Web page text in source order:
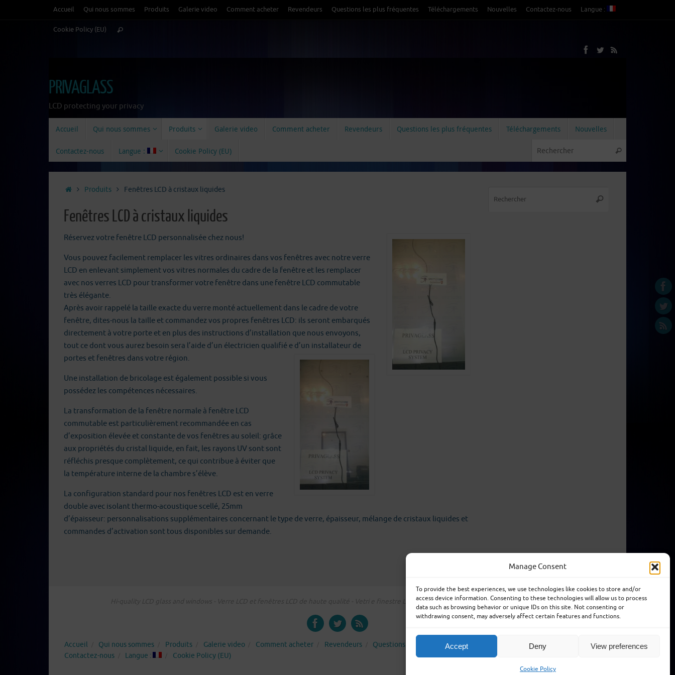
Manage Consent
To provide the best experiences, we use technologies like cookies to store and/or
access device information. Consenting to these technologies will allow us to process
data such as browsing behavior or unique IDs on this site. Not consenting or
withdrawing consent, may adversely affect certain features and functions.
Accept Deny View preferences
Cookie Policy
Accueil Qui nous sommes Produits Galerie video Comment acheter Revendeurs Questions les plus fréquentes Téléchargements Nouvelles Contactez-nous Langue :
Cookie Policy (EU) Rechercher
PRIVAGLASS
LCD protecting your privacy
Accueil Qui nous sommes Produits Galerie video Comment acheter Revendeurs Questions les plus fréquentes Téléchargements Nouvelles
Contactez-nous Langue : Cookie Policy (EU) Rechercher
Accueil
Produits Fenêtres LCD à cristaux liquides
Fenêtres LCD à cristaux liquides
Réservez votre fenêtre LCD personnalisée chez nous!
Vous pouvez facilement remplacer les vitres ordinaires dans vos fenêtres avec notre verre
LCD en enlevant simplement vos vitres normales du cadre de la fenêtre et les remplacer
avec nos verres LCD pour transformer votre fenêtre dans une fenêtre LCD commutable
très élégante.
Après avoir rappelé la taille exacte du verre monté actuellement dans le cadre de votre
fenêtre, dites-nous la taille et commandez vos propres fenêtres LCD: ils seront embarqués
directement à votre porte et en plus des instructions d’installation que nous envoyons,
tout ce dont vous aurez besoin sera l’aide d’un électricien qualifié e d’un installateur de
portes et fenêtres dans votre région.
Une installation de bricolage est également possible si vous
possédez les compétences nécessaires.
La transformation de la fenêtre normale à fenêtre LCD
commutable est particulièrement recommandée en cas
d’exposition élevée et constante de vos fenêtres au soleil: grâce
aux propriétés du cristal liquide, en fait, les rayons UV sont sont
réfléchis presque complètement, ce qui contribue à éviter que
la température interne de la chambre s’élève.
La configuration standard pour nos fenêtres LCD est en verre
double avec isolant thermo-acoustique scellé, 25mm
d’épaisseur: personnalisations supplémentaires concernant le type de verre, épaisseur, mélange de cristaux liquides et
commandes d’activation sont tous disponibles sur demande.
Rechercher
Hi-quality LCD glass and windows - Verre LCD et fenêtres LCD de haute qualité - Vetri e finestre LCD su misura - Vidrios y ventanas LCD de alta calidad
Accueil Qui nous sommes Produits Galerie video Comment acheter Revendeurs Questions les plus fréquentes Téléchargements
Nouvelles
Contactez-nous
Langue :
Cookie Policy (EU)
Fièrement propulsé parTempera